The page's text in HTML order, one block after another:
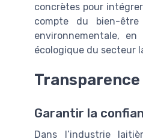
concrètes pour
compte du bien-
environnementale,
écologique du secteur
Garantir la
Dans l’industrie